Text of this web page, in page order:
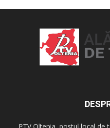
PTV Oltenia, postul local de